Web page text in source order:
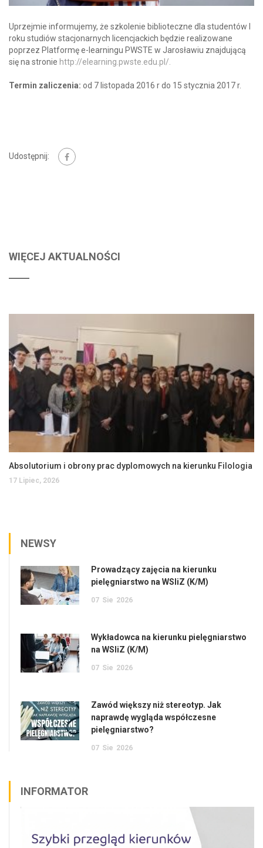
Uprzejmie informujemy, że szkolenie biblioteczne dla studentów I
roku studiów stacjonarnych licencjackich będzie realizowane
poprzez Platformę e-learningu PWSTE w Jarosławiu znajdującą
się na stronie http://elearning.pwste.edu.pl/.
Termin zaliczenia: od 7 listopada 2016 r do 15 stycznia 2017 r.
Udostępnij:
WIĘCEJ AKTUALNOŚCI
Absolutorium i obrony prac dyplomowych na kierunku Filologia
17 Lipiec, 2026
NEWSY
Prowadzący zajęcia na kierunku
pielęgniarstwo na WSIiZ (K/M)
07 Sie 2026
Wykładowca na kierunku pielęgniarstwo
na WSIiZ (K/M)
07 Sie 2026
Zawód większy niż stereotyp. Jak
naprawdę wygląda współczesne
pielęgniarstwo?
07 Sie 2026
INFORMATOR